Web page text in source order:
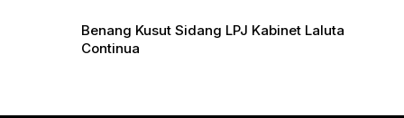
Benang Kusut Sidang LPJ Kabinet Laluta
Continua